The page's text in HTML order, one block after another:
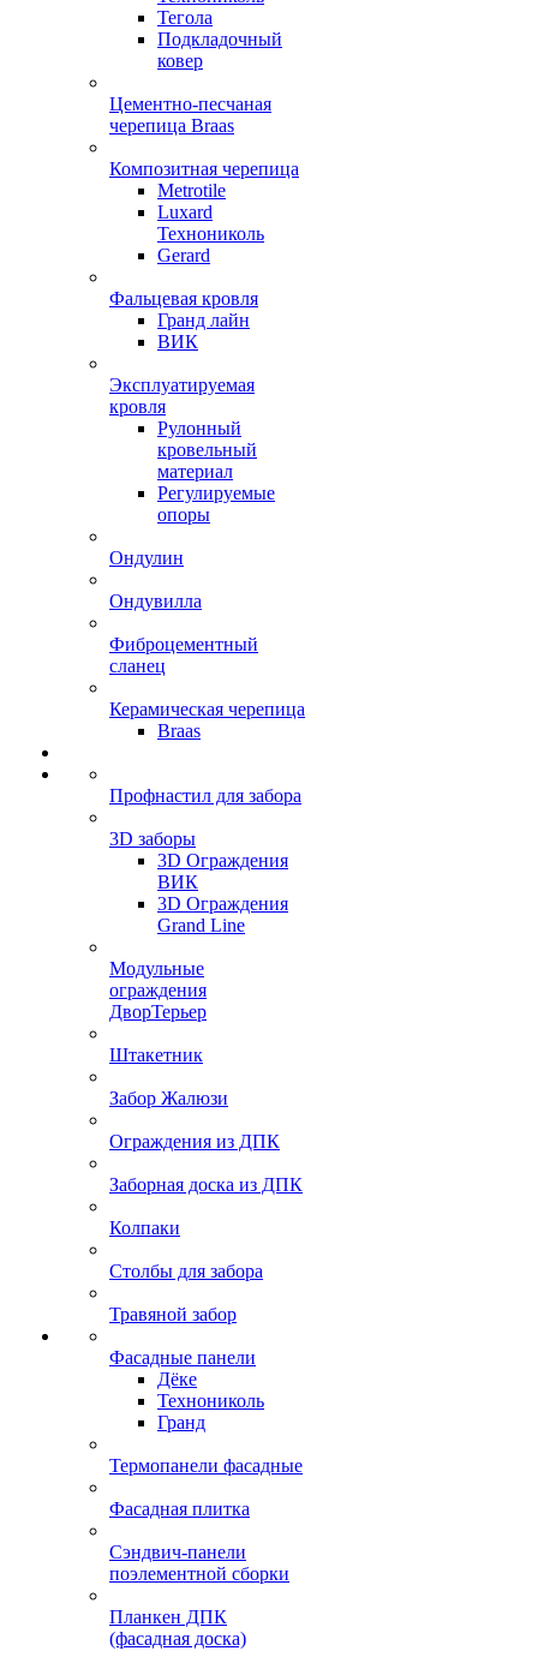
Тегола
Подкладочный
ковер
Цементно-песчаная
черепица Braas
Композитная черепица
Metrotile
Luxard
Технониколь
Gerard
Фальцевая кровля
Гранд лайн
ВИК
Эксплуатируемая
кровля
Рулонный
кровельный
материал
Регулируемые
опоры
Ондулин
Ондувилла
Фиброцементный
сланец
Керамическая черепица
Braas
Профнастил для забора
3D заборы
3D Ограждения
ВИК
3D Ограждения
Grand Line
Модульные
ограждения
ДворТерьер
Штакетник
Забор Жалюзи
Ограждения из ДПК
Заборная доска из ДПК
Колпаки
Столбы для забора
Травяной забор
Фасадные панели
Дёке
Технониколь
Гранд
Термопанели фасадные
Фасадная плитка
Сэндвич-панели
поэлементной сборки
Планкен ДПК
(фасадная доска)